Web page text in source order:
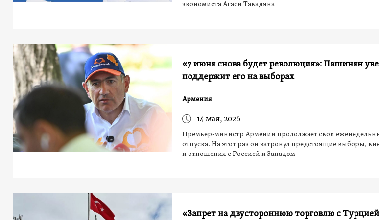
экономиста Агаси Тавадяна
«7 июня снова будет революция»: Пашинян
поддержит его на выборах
Армения
14 мая, 2026
Премьер-министр Армении продолжает свои
отпуска. На этот раз он затронул предстоящие выборы,
и отношения с Россией и Западом
«Запрет на двустороннюю торговлю с